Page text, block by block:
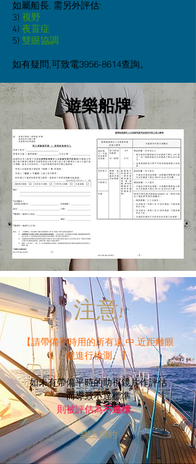
如屬船長, 需另外評估:
3) 視野
4) 夜盲症
5) 雙眼協調
如有疑問,可致電3956-8614查詢。
遊樂船牌
注意!
【請帶備平時用的所有遠,中,近距離眼
鏡進行檢測。】
如未有帶備平時的助視鏡片作評估
而導致不達標準
則被評估為不達標。
網上預約